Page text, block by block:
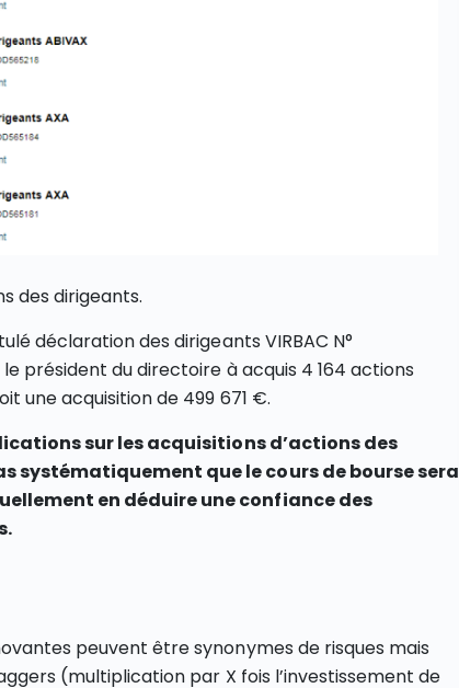
des dirigeants.
déclaration des dirigeants VIRBAC N°
le président du directoire à acquis 4 164 actions
une acquisition de 499 671 €.
sur les acquisitions d’actions des
systématiquement que le cours de bourse sera
en déduire une confiance des
peuvent être synonymes de risques mais
(multiplication par X fois l’investissement de